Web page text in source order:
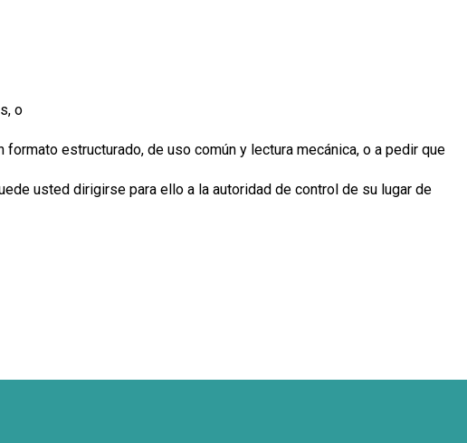
o
estructurado, de uso común y lectura mecánica, o a pedir que
usted dirigirse para ello a la autoridad de control de su lugar de